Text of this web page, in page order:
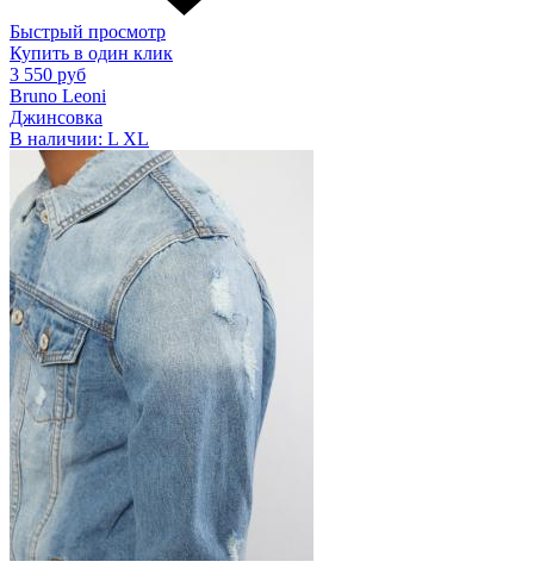
Быстрый просмотр
Купить в один клик
3 550 руб
Bruno Leoni
Джинсовка
В наличии: L XL